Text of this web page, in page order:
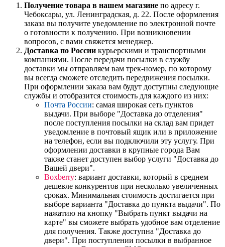
Получение товара в нашем магазине по адресу г.
Чебоксары, ул. Ленинградская, д. 22. После оформления
заказа вы получите уведомление по электронной почте
о готовности к получению. При возникновении
вопросов, с вами свяжется менеджер.
Доставка по России курьерскими и транспортными
компаниями. После передачи посылки в службу
доставки мы отправляем вам трек-номер, по которому
вы всегда сможете отследить передвижения посылки.
При оформлении заказа вам будут доступны следующие
службы и отобразится стоимость для каждого из них:
Почта России: самая широкая сеть пунктов
выдачи. При выборе "Доставка до отделения"
после поступления посылки на склад вам придет
уведомление в почтовый ящик или в приложение
на телефон, если вы подключили эту услугу. При
оформлении доставки в крупные города Вам
также станет доступен выбор услуги "Доставка до
Вашей двери".
Boxberry: вариант доставки, который в среднем
дешевле конкурентов при несколько увеличенных
сроках. Минимальная стоимость достигается при
выборе варианта "Доставка до пункта выдачи". По
нажатию на кнопку "Выбрать пункт выдачи на
карте" вы сможете выбрать удобное вам отделение
для получения. Также доступна "Доставка до
двери". При поступлении посылки в выбранное